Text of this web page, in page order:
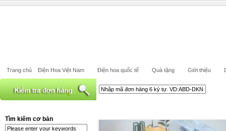
Trang chủ Điện Hoa Việt Nam Điện hoa quốc tế Quà tặng Giới thiệu
Tìm kiếm cơ bản